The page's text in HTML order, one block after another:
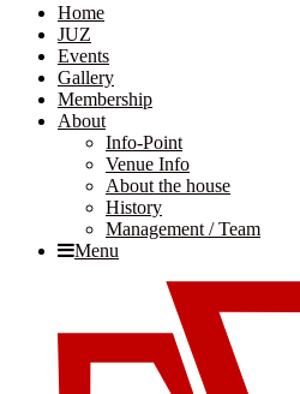
Home
JUZ
Events
Gallery
Membership
About
Info-Point
Venue Info
About the house
History
Management / Team
Menu